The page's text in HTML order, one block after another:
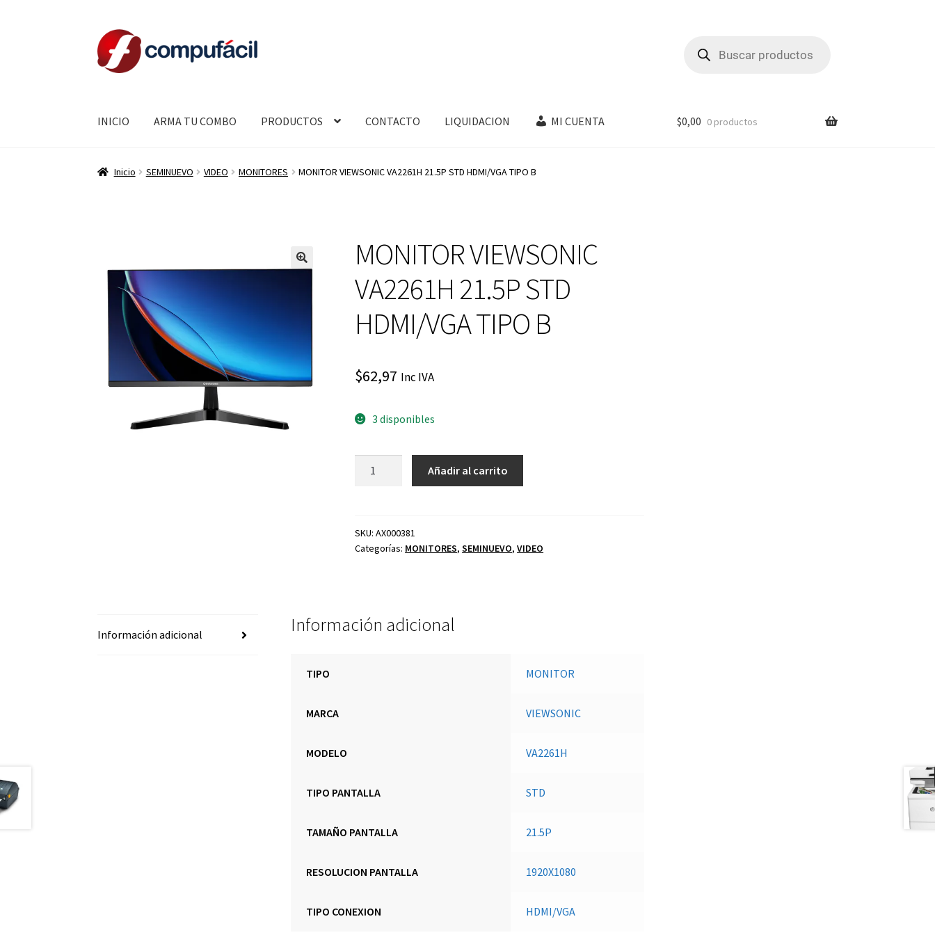
Ir
a
la
Ir
al
contenido
productos
INICIO ARMA TU COMBO PRODUCTOS CONTACTO LIQUIDACION MI CUENTA $0,00 0 productos
Inicio SEMINUEVO VIDEO MONITORES MONITOR VIEWSONIC VA2261H 21.5P STD HDMI/VGA TIPO B
MONITOR VIEWSONIC
VA2261H 21.5P STD
HDMI/VGA TIPO B
$62,97 Inc IVA
3 disponibles
STD
HDMI/VGA
Añadir al carrito
SKU:AX000381
Categorías: MONITORES,SEMINUEVO,VIDEO
Información adicional Información adicional
TIPO MONITOR
MARCA VIEWSONIC
MODELO VA2261H
TIPO PANTALLA STD
TAMAÑO PANTALLA 21.5P
RESOLUCION PANTALLA 1920X1080
TIPO CONEXION HDMI/VGA